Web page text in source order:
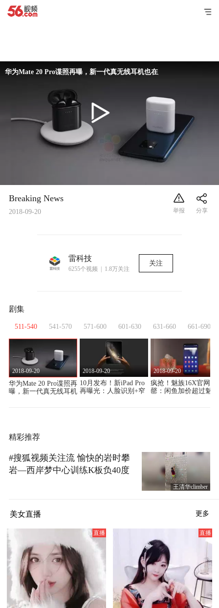
华为Mate 20 Pro谍照再曝，新一代真无线耳机也在路上
Breaking News
2018-09-20
雷科技
6255个视频 | 1.8万关注
关注
剧集
511-540 541-570 571-600 601-630 631-660 661-690
2018-09-20
华为Mate 20 Pro谍照再
曝，新一代真无线耳机
2018-09-20
10月发布！新iPad Pro
再曝光：人脸识别+窄
2018-09-20
疯抢！魅族16X官网售
罄：闲鱼加价超过魅族
精彩推荐
#搜狐视频关注流 愉快的岩时攀
岩—西岸梦中心训练K板负40度
壁训练）光鲜的背后都是自己默
默的努力付出，没有随随便便的
成功！（对自己的身体了解，每
次训练注意力集中，增强核心柔
韧性练习也许每次训练都有不同
收获！）#每日一练 #攀岩 @张
朝阳 @极限探索
王清华climber
美女直播 更多